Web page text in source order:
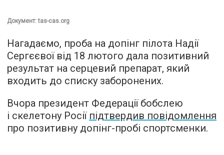
Документ: tas-cas.org
Нагадаємо, проба на допінг пілота Надії
Сергєєвої від 18 лютого дала позитивний
результат на серцевий препарат, який
входить до списку заборонених.
Вчора президент Федерації бобслею
і скелетону Росії підтвердив повідомлення
про позитивну допінг-пробі спортсменки.